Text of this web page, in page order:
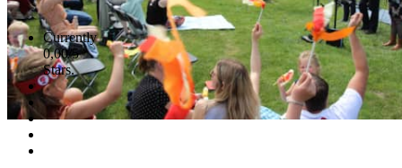
Currently
0,00/5
Stars.